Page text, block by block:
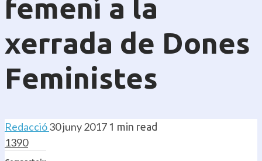
femení a la
xerrada de Dones
Feministes
Redacció30 juny 2017 1 min read
1390